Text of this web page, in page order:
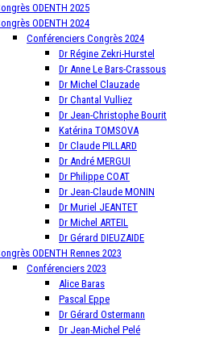
ODENTH 2025
ODENTH 2024
Conférenciers Congrès 2024
Dr Régine Zekri-Hurstel
Dr Anne Le Bars-Crassous
Dr Michel Clauzade
Dr Chantal Vulliez
Dr Jean-Christophe Bourit
Katérina TOMSOVA
Dr Claude PILLARD
Dr André MERGUI
Dr Philippe COAT
Dr Jean-Claude MONIN
Dr Muriel JEANTET
Dr Michel ARTEIL
Dr Gérard DIEUZAIDE
ODENTH Rennes 2023
Conférenciers 2023
Alice Baras
Pascal Eppe
Dr Gérard Ostermann
Dr Jean-Michel Pelé